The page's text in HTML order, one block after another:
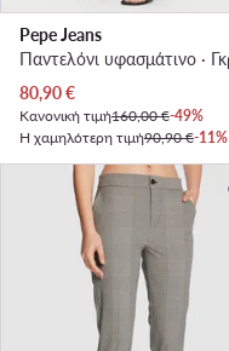
Pepe Jeans
Τρέχουσα τιμή
80,90€
Κανονική τιμή160,00 €-49%
Η χαμηλότερη τιμή90,90 €-11%